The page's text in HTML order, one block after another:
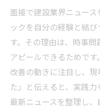
面接で建設業界ニュー
ックを自分の経験と結
す。その理由は、時事
アピールできるためで
改善の動きに注目し、
た」と伝えると、実践
最新ニュースを整理し